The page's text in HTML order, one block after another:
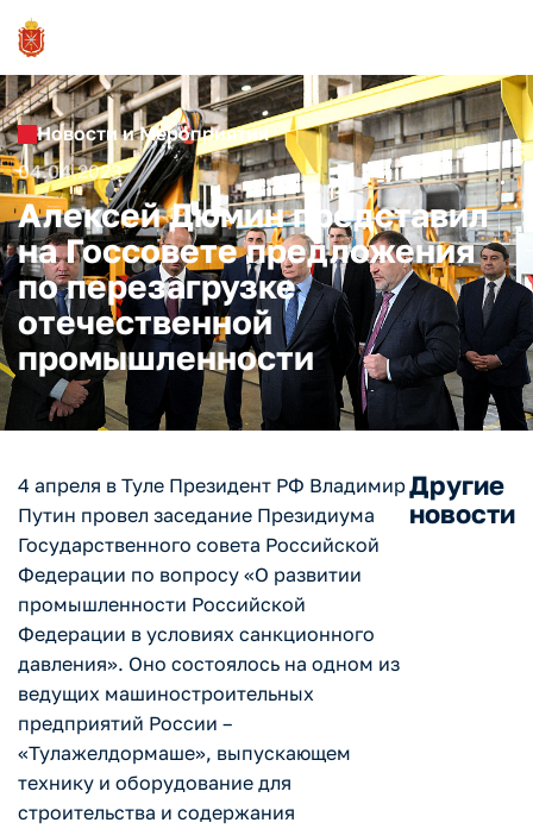
Новости и Мероприятия
04.04.2023
Алексей Дюмин представил
на Госсовете предложения
по перезагрузке
отечественной
промышленности
4 апреля в Туле Президент РФ Владимир
Путин провел заседание Президиума
Государственного совета Российской
Федерации по вопросу «О развитии
промышленности Российской
Федерации в условиях санкционного
давления». Оно состоялось на одном из
ведущих машиностроительных
предприятий России –
«Тулажелдормаше», выпускающем
технику и оборудование для
строительства и содержания
Другие
новости